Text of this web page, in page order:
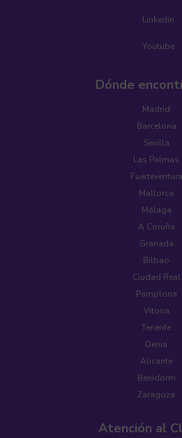
Linkedin
Youtube
Dónde
Madrid
Barcelona
Sevilla
Las Palmas
Fuerteventura
Mallorca
Málaga
A Coruña
Granada
Bilbao
Ciudad Real
Pamplona
Vitoria
Tenerife
Denia
Alicante
Benidorm
Zaragoza
Atención al